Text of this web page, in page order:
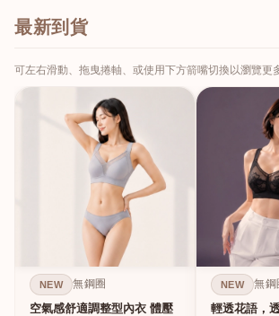
最新到貨
可左右滑動、拖曳捲軸、或使用下方箭嘴切換以瀏覽更
NEW 無鋼圈
空氣感舒適調整型內衣 體壓
NEW 無鋼
輕透花語，